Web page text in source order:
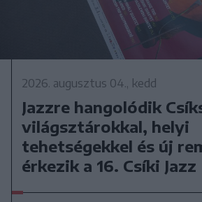
2026. augusztus 04., kedd
Jazzre hangolódik
világsztárokkal, helyi
tehetségekkel és új
érkezik a 16. Csíki Jazz